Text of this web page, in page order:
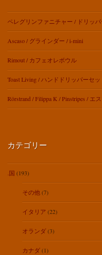
ペレグリンファニチャー / ドリッ
Ascaso / グラインダー / i-mini
Rimout / カフェオレボウル
Toast Living / ハンドドリッパーセッ
Rörstrand / Filippa K / Pinstripes / エ
カテゴリー
.国 (193)
その他(7)
イタリア (22)
オランダ(3)
カナダ(1)